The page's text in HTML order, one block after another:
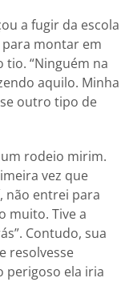
a fugir da escola
para montar em
tio. “Ninguém na
aquilo. Minha
outro tipo de
rodeio mirim.
vez que
não entrei para
muito. Tive a
Contudo, sua
resolvesse
perigoso ela iria